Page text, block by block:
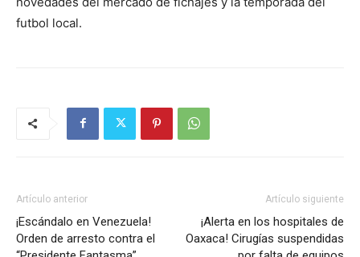
futbol local.
Artículo anterior
¡Escándalo en Venezuela!
Orden de arresto contra el
Artículo siguiente
¡Alerta en los hospitales de
Oaxaca! Cirugías suspendidas